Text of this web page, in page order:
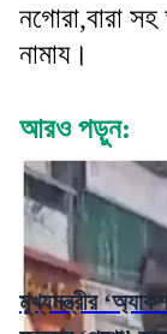
নগোরা,বারা
নামায।
আরও পড়ুন:
মুখ্যমন্ত্রীর ‘অ্যাকশন’ নির্দেশের